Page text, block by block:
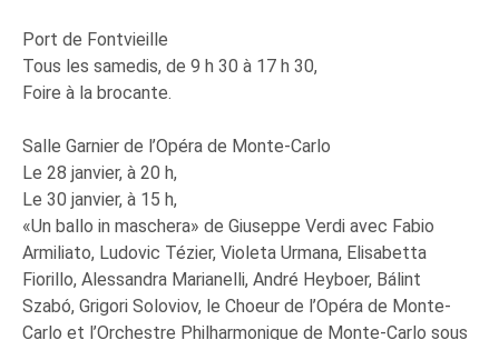
Port de Fontvieille
Tous les samedis, de 9 h 30 à 17 h 30,
Foire à la brocante.
Salle Garnier de l’Opéra de Monte-Carlo
Le 28 janvier, à 20 h,
Le 30 janvier, à 15 h,
«Un ballo in maschera» de Giuseppe Verdi avec Fabio
Armiliato, Ludovic Tézier, Violeta Urmana, Elisabetta
Fiorillo, Alessandra Marianelli, André Heyboer, Bálint
Szabó, Grigori Soloviov, le Choeur de l’Opéra de Monte-
Carlo et l’Orchestre Philharmonique de Monte-Carlo sous